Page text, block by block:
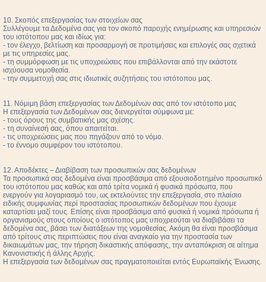
10. Σκοπός επεξεργασίας των στοιχείων σας
Συλλέγουμε τα Δεδομένα σας για τον σκοπό παροχής ενημέρωσης και υπηρεσιών
του ιστότοπου μας και ιδίως για:
- τον έλεγχο, βελτίωση και προσαρμογή σε προτιμήσεις και επιλογές σας σχετικά
με τις υπηρεσίες μας.
- τη συμμόρφωση με τις υποχρεώσεις που επιβάλλονται από την εκάστοτε
ισχύουσα νομοθεσία.
- την συμμετοχή σας στις ιδιωτικές συζητήσεις του ιστότοπου μας.
11. Νόμιμη βάση επεξεργασίας των Δεδομένων σας από τον ιστότοπο μας
Η επεξεργασία των Δεδομένων σας διενεργείται σύμφωνα με:
- τους όρους της συμβατικής μας σχέσης.
- τη συναίνεσή σας, όπου απαιτείται.
- τις υποχρεώσεις μας που πηγάζουν από το νόμο.
- το έννομο συμφέρον του ιστότοπου.
12. Αποδέκτες – Διαβίβαση των προσωπικών σας δεδομένων
Τα προσωπικά σας δεδομένα είναι προσβάσιμα από εξουσιοδοτημένο προσωπικό
του ιστότοπου μας καθώς και από τρίτα νομικά ή φυσικά πρόσωπα, που
ενεργούν για λογαριασμό του, ως εκτελούντες την επεξεργασία, στο πλαίσιο
ειδικής συμφωνίας περί προστασίας προσωπικών δεδομένων που έχουμε
καταρτίσει μαζί τους. Επίσης είναι προσβάσιμα από φυσικά ή νομικά πρόσωπα ή
οργανισμούς στους οποίους ο ιστότοπος μας υποχρεούται να διαβιβάσει τα
δεδομένα σας, βάσει των διατάξεων της νομοθεσίας. Ακόμη θα είναι προσβάσιμα
από τρίτους στις περιπτώσεις που είναι αναγκαίο για την προστασία των
δικαιωμάτων μας, την τήρηση δικαστικής απόφασης, την ανταπόκριση σε αίτημα
Κανονιστικής ή άλλης Αρχής.
Η επεξεργασία των δεδομένων σας πραγματοποιείται εντός Ευρωπαϊκής Ένωσης.